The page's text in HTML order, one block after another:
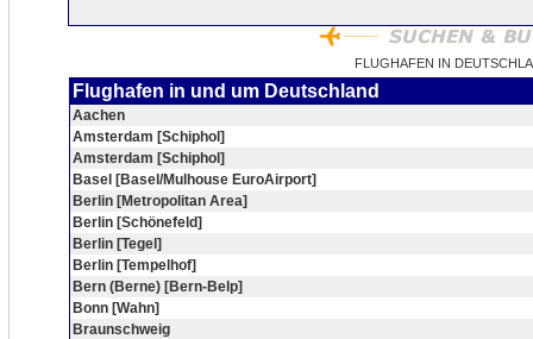
FLUGHAFEN IN
Flughafen in und um Deutschland
Aachen
Amsterdam [Schiphol]
Amsterdam [Schiphol]
Basel [Basel/Mulhouse EuroAirport]
Berlin [Metropolitan Area]
Berlin [Schönefeld]
Berlin [Tegel]
Berlin [Tempelhof]
Bern (Berne) [Bern-Belp]
Bonn [Wahn]
Braunschweig